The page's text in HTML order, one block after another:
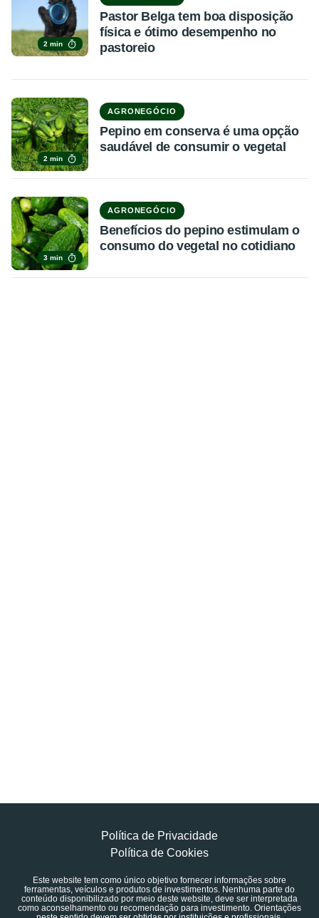
2 min
Pastor Belga tem boa disposição
física e ótimo desempenho no
pastoreio
2 min
AGRONEGÓCIO
Pepino em conserva é uma opção
saudável de consumir o vegetal
3 min
AGRONEGÓCIO
Benefícios do pepino estimulam o
consumo do vegetal no cotidiano
Política de Privacidade
Política de Cookies
Este website tem como único objetivo fornecer informações sobre
ferramentas, veículos e produtos de investimentos. Nenhuma parte do
conteúdo disponibilizado por meio deste website, deve ser interpretada
como aconselhamento ou recomendação para investimento. Orientações